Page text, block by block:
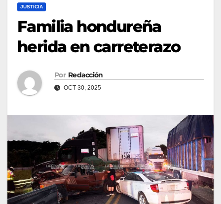
JUSTICIA
Familia hondureña
herida en carreterazo
Por Redacción
OCT 30, 2025